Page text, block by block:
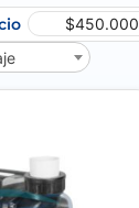
$450.000